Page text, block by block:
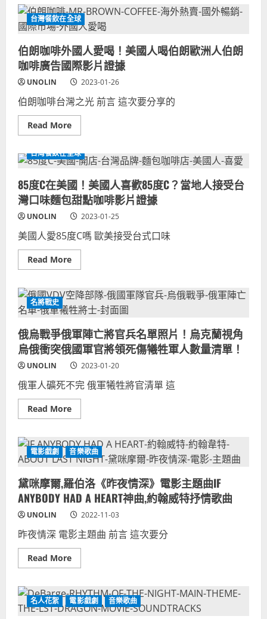
整
盤
點
收
在
台
韓
籍
YTER
南
韓
籍
網
名
清
單
完
盤
點
學
友：
愛
慕
AMOUR
原
曲，
西
班
牙
歌
曲。
附
神
曲
語
國
語
班
牙
文
詞
台灣餐飲在全球
伯朗咖啡外國人愛喝！美國人喝伯朗歐洲人伯朗
咖啡廣告國際影片證據
UNOLIN 2023-01-26
伯朗咖啡台灣之光 前言 這次要分享的
Read MoreRead
more
朗
咖
外
國
人
愛
喝！
國
人
喝
伯
朗
人
伯
朗
咖
廣
告
國
影
證
據
台灣餐飲在全球
85度C在美國！美國人喜歡85度C？當地人接受台
灣口味麵包甜點咖啡影片證據
UNOLIN 2023-01-25
美國人愛85度C嗎 歐美接受台式口味
Read MoreRead
more
度
C
在
美
美
國
人
喜
歡
度
C？
當
地
人
台
灣
口
麵
包
甜
點
咖
啡
片
據
名將戰史
俄烏戰爭俄軍陣亡將官兵名單照片！烏克蘭視角
烏俄衝突俄國軍官將領死傷犧牲軍人數量清單！
UNOLIN 2023-01-20
俄軍人礦死不完 俄軍犧牲將官清單 這
Read MoreRead
more
烏
戰
爭
軍
陣
亡
將
官
兵
單
照
片！
烏
克
角
烏
俄
電影戲劇 音樂歌曲
黛咪摩爾,羅伯洛《昨夜情深》電影主題曲IF
ANYBODY HAD A HEART神曲,約翰威特抒情歌曲
UNOLIN 2022-11-03
昨夜情深 電影主題曲 前言 這次要分
Read MoreRead
more
咪
摩
爾,
名人花絮 電影戲劇 音樂歌曲